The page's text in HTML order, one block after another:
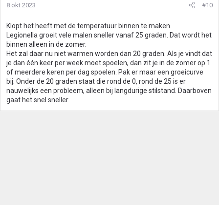
8 okt 2023 #10
Klopt het heeft met de temperatuur binnen te maken.
Legionella groeit vele malen sneller vanaf 25 graden. Dat wordt het
binnen alleen in de zomer.
Het zal daar nu niet warmen worden dan 20 graden. Als je vindt dat
je dan één keer per week moet spoelen, dan zit je in de zomer op 1
of meerdere keren per dag spoelen. Pak er maar een groeicurve
bij. Onder de 20 graden staat die rond de 0, rond de 25 is er
nauwelijks een probleem, alleen bij langdurige stilstand. Daarboven
gaat het snel sneller.